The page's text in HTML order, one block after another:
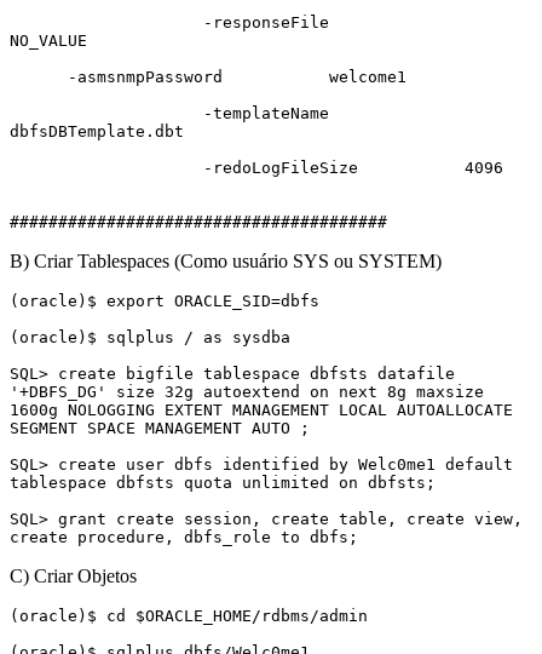
-responseFile
NO_VALUE
-asmsnmpPassword           welcome1
-templateName
dbfsDBTemplate.dbt
-redoLogFileSize           4096
#######################################
B) Criar Tablespaces (Como usuário SYS ou SYSTEM)
(oracle)$ export ORACLE_SID=dbfs
(oracle)$ sqlplus / as sysdba
SQL> create bigfile tablespace dbfsts datafile
'+DBFS_DG' size 32g autoextend on next 8g maxsize
1600g NOLOGGING EXTENT MANAGEMENT LOCAL AUTOALLOCATE
SEGMENT SPACE MANAGEMENT AUTO ;
SQL> create user dbfs identified by Welc0me1 default
tablespace dbfsts quota unlimited on dbfsts;
SQL> grant create session, create table, create view,
create procedure, dbfs_role to dbfs;
C) Criar Objetos
(oracle)$ cd $ORACLE_HOME/rdbms/admin